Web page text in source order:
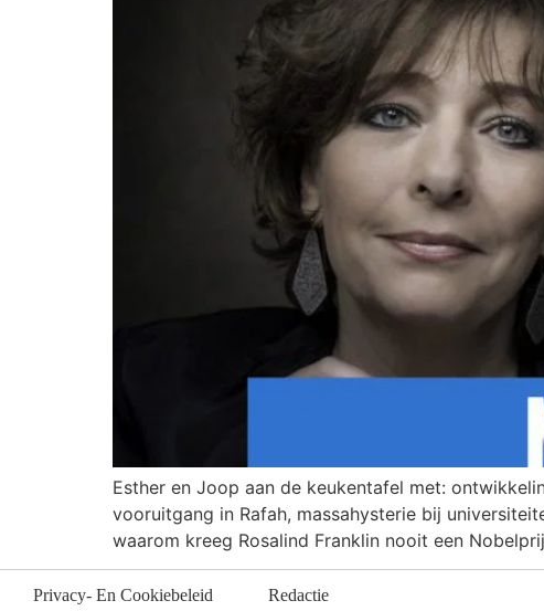
Esther en Joop aan de keukentafel met:
vooruitgang in Rafah, massahysterie bij
waarom kreeg Rosalind Franklin nooit een
Privacy- En Cookiebeleid Redactie